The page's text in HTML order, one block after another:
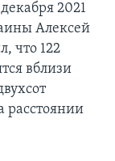
2021
Алексей
что 122
вблизи
расстоянии